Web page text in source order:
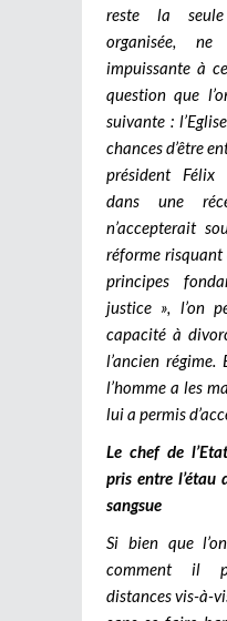
reste la
organisée,
impuissante à
question que
suivante :
chances d’être
président Félix
dans une
n’accepterait
réforme
principes
justice », l’on
capacité à
l’ancien régime.
l’homme a les
lui a permis
Le chef de
pris entre l’étau
sangsue
Si bien que
comment il
distances vis-à-